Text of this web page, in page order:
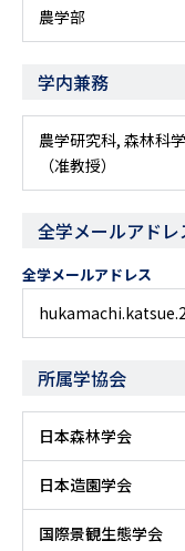
農学部
学内兼務
農学研究科, 森林科
（准教授）
全学メールアドレ
全学メールアドレス
所属学協会
日本森林学会
日本造園学会
国際景観生態学会